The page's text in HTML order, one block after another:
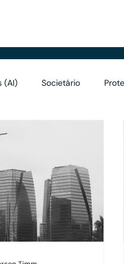
(AI) Societário